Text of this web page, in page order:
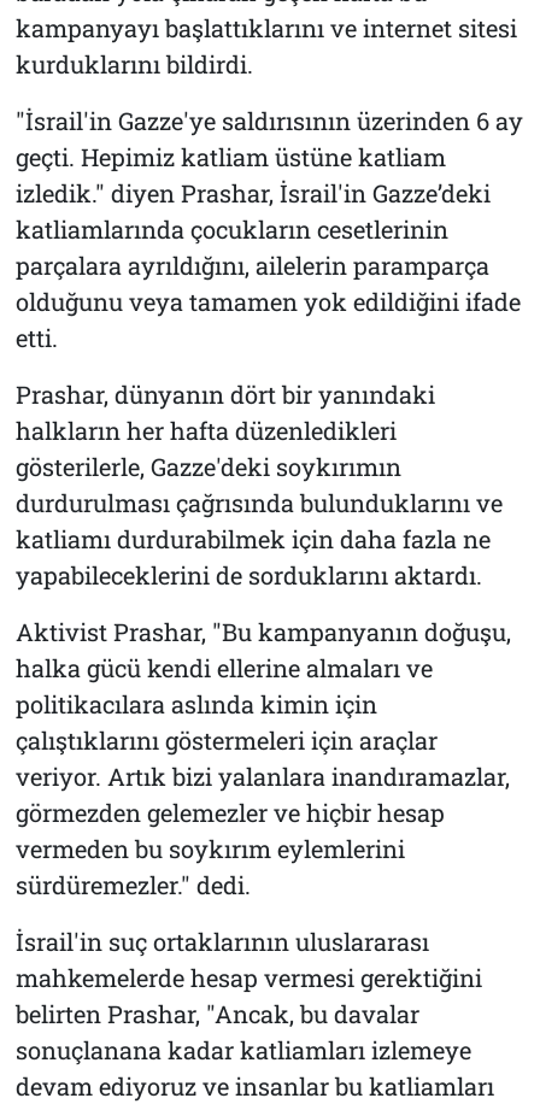
kampanyayı başlattıklarını ve internet sitesi
kurduklarını bildirdi.
"İsrail'in Gazze'ye saldırısının üzerinden 6 ay
geçti. Hepimiz katliam üstüne katliam
izledik." diyen Prashar, İsrail'in Gazze’deki
katliamlarında çocukların cesetlerinin
parçalara ayrıldığını, ailelerin paramparça
olduğunu veya tamamen yok edildiğini ifade
etti.
Prashar, dünyanın dört bir yanındaki
halkların her hafta düzenledikleri
gösterilerle, Gazze'deki soykırımın
durdurulması çağrısında bulunduklarını ve
katliamı durdurabilmek için daha fazla ne
yapabileceklerini de sorduklarını aktardı.
Aktivist Prashar, "Bu kampanyanın doğuşu,
halka gücü kendi ellerine almaları ve
politikacılara aslında kimin için
çalıştıklarını göstermeleri için araçlar
veriyor. Artık bizi yalanlara inandıramazlar,
görmezden gelemezler ve hiçbir hesap
vermeden bu soykırım eylemlerini
sürdüremezler." dedi.
İsrail'in suç ortaklarının uluslararası
mahkemelerde hesap vermesi gerektiğini
belirten Prashar, "Ancak, bu davalar
sonuçlanana kadar katliamları izlemeye
devam ediyoruz ve insanlar bu katliamları